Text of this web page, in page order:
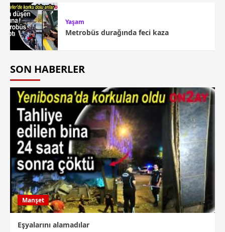
Yaşam
Metrobüs durağında feci kaza
SON HABERLER
Manşet
Eşyalarını alamadılar